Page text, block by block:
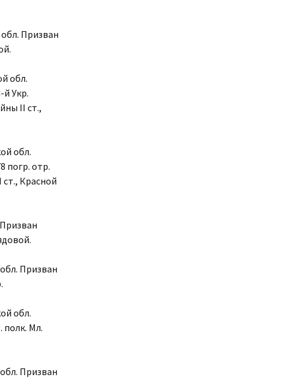
обл. Призван
обл.
й Укр.
II ст.,
обл.
погр. отр.
Красной
Призван
обл.
полк. Мл.
Призван